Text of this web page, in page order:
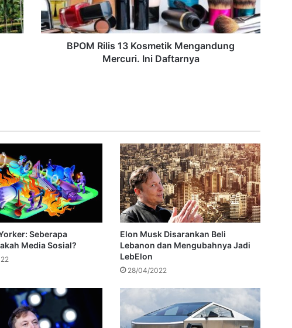
BPOM Rilis 13 Kosmetik Mengandung
Mercuri. Ini Daftarnya
Seberapa
Media Sosial?
Elon Musk Disarankan Beli
Lebanon dan Mengubahnya Jadi
LebElon
28/04/2022